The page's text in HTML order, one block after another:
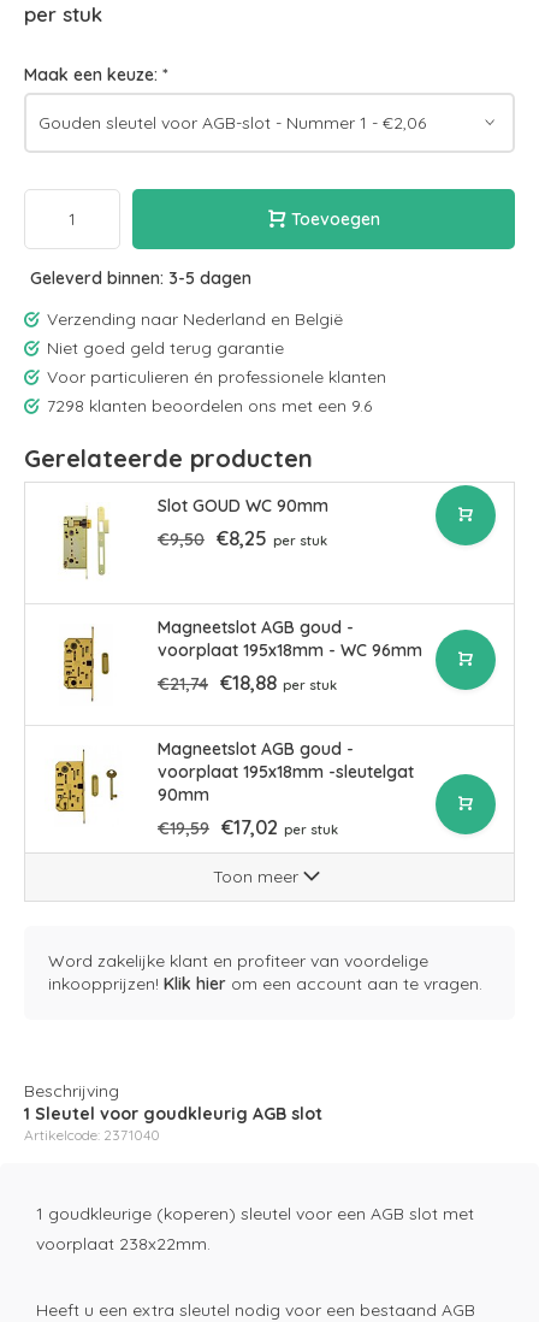
per stuk
Maak een keuze: *
Toevoegen
Geleverd binnen: 3-5 dagen
Verzending naar Nederland en België
Niet goed geld terug garantie
Voor particulieren én professionele klanten
7298 klanten beoordelen ons met een 9.6
Gerelateerde producten
Slot GOUD WC 90mm
€9,50 €8,25 per stuk
Magneetslot AGB goud -
voorplaat 195x18mm - WC 96mm
€21,74 €18,88 per stuk
Magneetslot AGB goud -
voorplaat 195x18mm -sleutelgat
90mm
€19,59 €17,02 per stuk
Toon meer
Word zakelijke klant en profiteer van voordelige
inkoopprijzen! Klik hier om een account aan te vragen.
Beschrijving
1 Sleutel voor goudkleurig AGB slot
Artikelcode: 2371040
1 goudkleurige (koperen) sleutel voor een AGB slot met
voorplaat 238x22mm.
Heeft u een extra sleutel nodig voor een bestaand AGB